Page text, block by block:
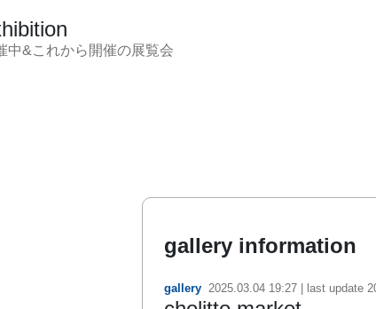
中&これから開催の展覧会
gallery information
gallery 2025.03.04 19:27 | last update